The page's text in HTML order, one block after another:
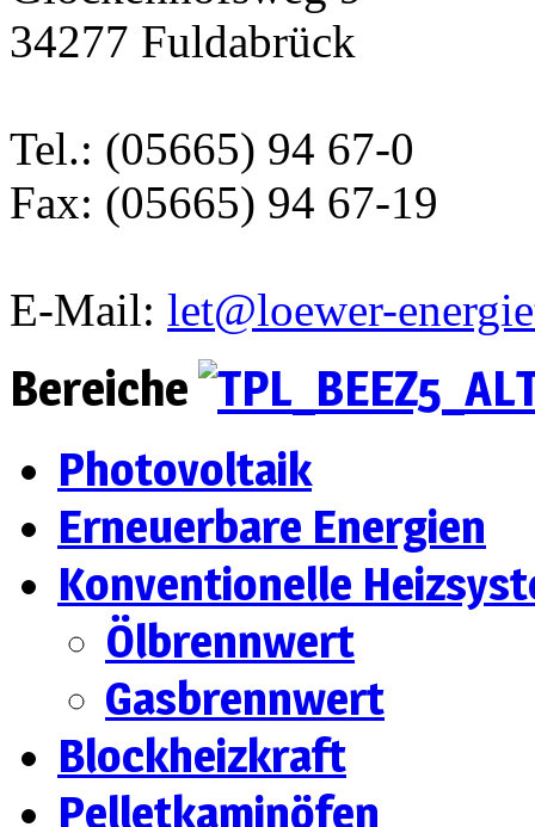
34277 Fuldabrück
Tel.: (05665) 94 67-0
Fax: (05665) 94 67-19
E-Mail: let@loewer-
Bereiche
Photovoltaik
Erneuerbare Energien
Konventionelle
Ölbrennwert
Gasbrennwert
Blockheizkraft
Pelletkaminöfen